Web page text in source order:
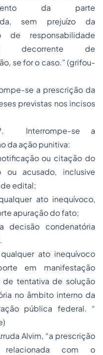
da parte
sem prejuízo da
de responsabilidade
decorrente de
se for o caso.” (grifou-
se a prescrição da
previstas nos incisos
Interrompe-se a
da ação punitiva:
ou citação do
ou acusado, inclusive
edital;
ato inequívoco,
apuração do fato;
decisão condenatória
ato inequívoco
em manifestação
de tentativa de solução
no âmbito interno da
pública federal. “
Alvim, “a prescrição
relacionada com o